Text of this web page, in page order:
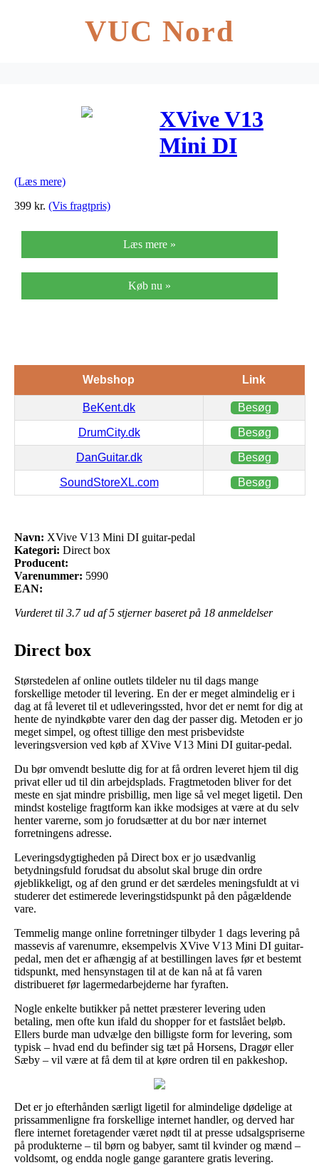
VUC Nord
XVive V13
Mini DI
(Læs mere)
399 kr. (Vis fragtpris)
Læs mere »
Køb nu »
Webshop Link
BeKent.dk Besøg
DrumCity.dk Besøg
DanGuitar.dk Besøg
SoundStoreXL.com Besøg
Navn: XVive V13 Mini DI guitar-pedal
Kategori: Direct box
Producent:
Varenummer: 5990
EAN:
Vurderet til 3.7ud af 5 stjerner baseret på 18 anmeldelser
Direct box
Størstedelen af online outlets tildeler nu til dags mange
forskellige metoder til levering. En der er meget almindelig er i
dag at få leveret til et udleveringssted, hvor det er nemt for dig at
hente de nyindkøbte varer den dag der passer dig. Metoden er jo
meget simpel, og oftest tillige den mest prisbevidste
leveringsversion ved køb af XVive V13 Mini DI guitar-pedal.
Du bør omvendt beslutte dig for at få ordren leveret hjem til dig
privat eller ud til din arbejdsplads. Fragtmetoden bliver for det
meste en sjat mindre prisbillig, men lige så vel meget ligetil. Den
mindst kostelige fragtform kan ikke modsiges at være at du selv
henter varerne, som jo forudsætter at du bor nær internet
forretningens adresse.
Leveringsdygtigheden på Direct box er jo usædvanlig
betydningsfuld forudsat du absolut skal bruge din ordre
øjeblikkeligt, og af den grund er det særdeles meningsfuldt at vi
studerer det estimerede leveringstidspunkt på den pågældende
vare.
Temmelig mange online forretninger tilbyder 1 dags levering på
massevis af varenumre, eksempelvis XVive V13 Mini DI guitar-
pedal, men det er afhængig af at bestillingen laves før et bestemt
tidspunkt, med hensynstagen til at de kan nå at få varen
distribueret før lagermedarbejderne har fyraften.
Nogle enkelte butikker på nettet præsterer levering uden
betaling, men ofte kun ifald du shopper for et fastslået beløb.
Ellers burde man udvælge den billigste form for levering, som
typisk – hvad end du befinder sig tæt på Horsens, Dragør eller
Sæby – vil være at få dem til at køre ordren til en pakkeshop.
Det er jo efterhånden særligt ligetil for almindelige dødelige at
prissammenligne fra forskellige internet handler, og derved har
flere internet foretagender været nødt til at presse udsalgspriserne
på produkterne – til børn og babyer, samt til kvinder og mænd –
voldsomt, og endda nogle gange garantere gratis levering.